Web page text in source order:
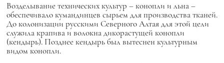
Возделывание технических культур – конопли и льна –
обеспечивало кумандинцев сырьем для производства тканей.
До колонизации русскими Северного Алтая для этой цели
служила крапива и волокна дикорастущей конопли
(кендырь). Позднее кендырь был вытеснен культурным
видом конопли.